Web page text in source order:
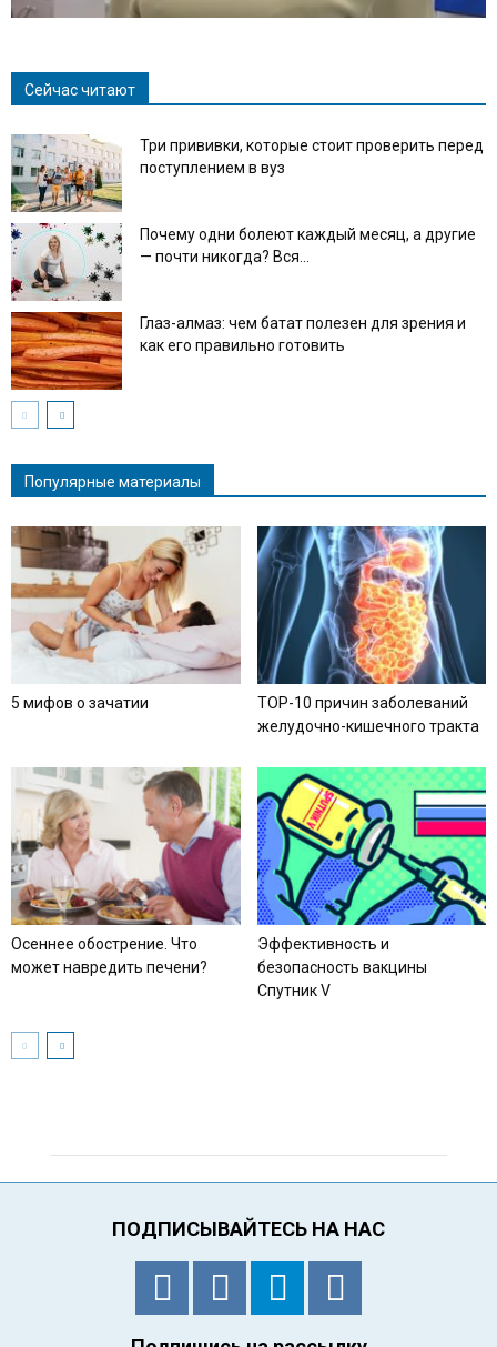
Сейчас читают
Три прививки, которые стоит проверить перед
поступлением в вуз
Почему одни болеют каждый месяц, а другие
— почти никогда? Вся...
Глаз-алмаз: чем батат полезен для зрения и
как его правильно готовить
Популярные материалы
5 мифов о зачатии
TOP-10 причин заболеваний
желудочно-кишечного тракта
Осеннее обострение. Что
может навредить печени?
Эффективность и
безопасность вакцины
Спутник V
ПОДПИСЫВАЙТЕСЬ НА НАС